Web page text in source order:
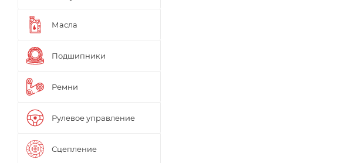
Масла
Подшипники
Ремни
Рулевое управление
Сцепление